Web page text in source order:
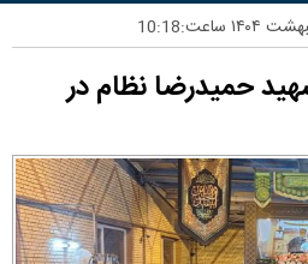
حمیدرضا نظام در